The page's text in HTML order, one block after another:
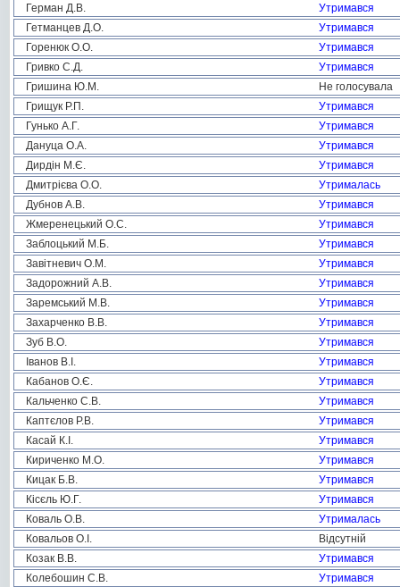
Герман Д.В.
Утримався
Гетманцев Д.О.
Утримався
Горенюк О.О.
Утримався
Гривко С.Д.
Утримався
Гришина Ю.М.
Не голосувала
Грищук Р.П.
Утримався
Гунько А.Г.
Утримався
Дануца О.А.
Утримався
Дирдін М.Є.
Утримався
Дмитрієва О.О.
Утрималась
Дубнов А.В.
Утримався
Жмеренецький О.С.
Утримався
Заблоцький М.Б.
Утримався
Завітневич О.М.
Утримався
Задорожний А.В.
Утримався
Заремський М.В.
Утримався
Захарченко В.В.
Утримався
Зуб В.О.
Утримався
Іванов В.І.
Утримався
Кабанов О.Є.
Утримався
Кальченко С.В.
Утримався
Каптєлов Р.В.
Утримався
Касай К.І.
Утримався
Кириченко М.О.
Утримався
Кицак Б.В.
Утримався
Кісєль Ю.Г.
Утримався
Коваль О.В.
Утрималась
Ковальов О.І.
Відсутній
Козак В.В.
Утримався
Колебошин С.В.
Утримався